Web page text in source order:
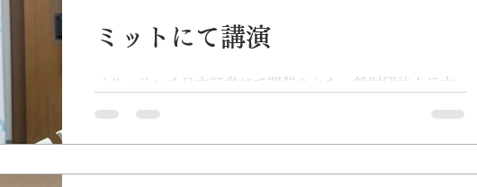
ミットにて講演
メリルリンチ日本証券にて開催された一般財団法人日本
オール・ニッポン・レノベーションの発起人で、現在理